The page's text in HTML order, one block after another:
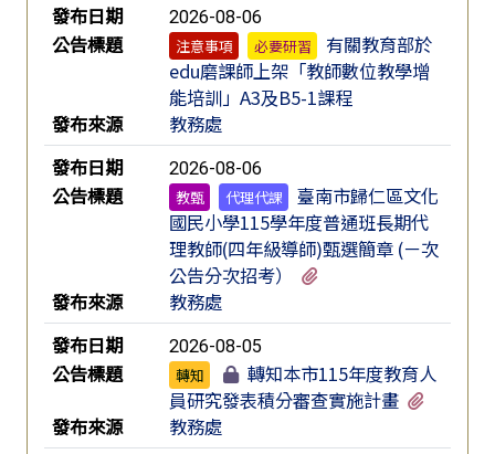
發布日期
2026-08-06
公告標題 注意事項 必要研習
有關教育部於
edu磨課師上架「教師數位教學增
能培訓」A3及B5-1課程
發布來源
教務處
發布日期
2026-08-06
公告標題 教甄 代理代課
臺南市歸仁區文化
國民小學115學年度普通班長期代
理教師(四年級導師)甄選簡章 (ㄧ次
公告分次招考）
發布來源
教務處
發布日期
2026-08-05
公告標題 轉知
轉知本市115年度教育人
員研究發表積分審查實施計畫
發布來源
教務處